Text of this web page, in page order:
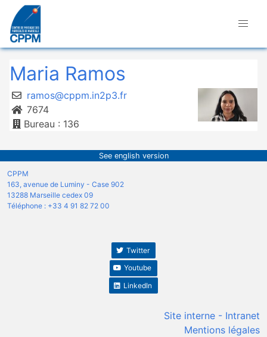
Maria Ramos
ramos@cppm.in2p3.fr
7674
Bureau : 136
See english version
CPPM
163, avenue de Luminy - Case 902
13288 Marseille cedex 09
Téléphone : +33 4 91 82 72 00
Twitter
Youtube
LinkedIn
Site interne - Intranet
Mentions légales